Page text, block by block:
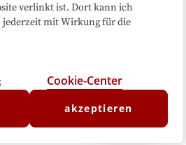
verlinkt ist. Dort kann ich
mit Wirkung für die
Cookie-Center
akzeptieren